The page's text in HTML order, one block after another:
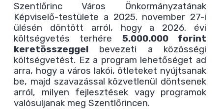
Szentlőrinc Város Önkormányzatának
Képviselő-testülete a 2025. november 27-i
ülésén döntött arról, hogy a 2026. évi
költségvetés terhére 5.000.000 forint
keretösszeggel bevezeti a közösségi
költségvetést. Ez a program lehetőséget ad
arra, hogy a város lakói, ötleteket nyújtsanak
be, majd szavazással közvetlenül döntsenek
arról, milyen fejlesztések vagy programok
valósuljanak meg Szentlőrincen.